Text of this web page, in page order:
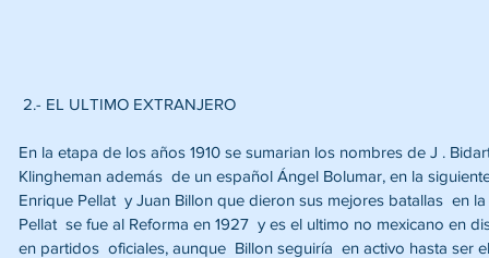
2.- EL ULTIMO EXTRANJERO
En la etapa de los años 1910 se sumarian los nombres de J .
Klingheman además  de un español Ángel Bolumar, en la
Enrique Pellat  y Juan Billon que dieron sus mejores batallas  en
Pellat  se fue al Reforma en 1927  y es el ultimo no mexicano en
en partidos  oficiales, aunque  Billon seguiría  en activo hasta ser